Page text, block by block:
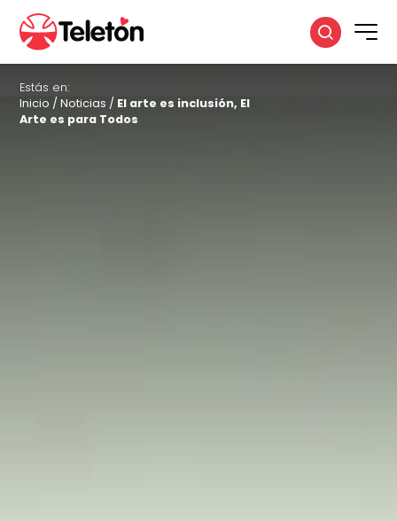
Estás en:
Inicio /Noticias / El arte es inclusión, El
Arte es para Todos